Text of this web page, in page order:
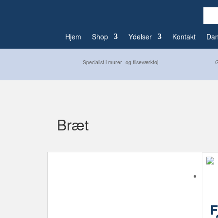
Hjem Shop Ydelser Kontakt
Specialist i murer- og fliseværktøj
Bræt